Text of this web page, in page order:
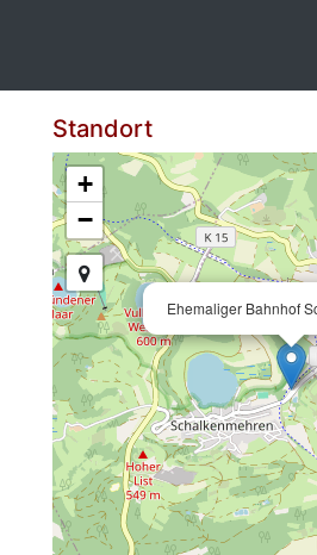
Standort
Ehemaliger Bahnhof
+
−